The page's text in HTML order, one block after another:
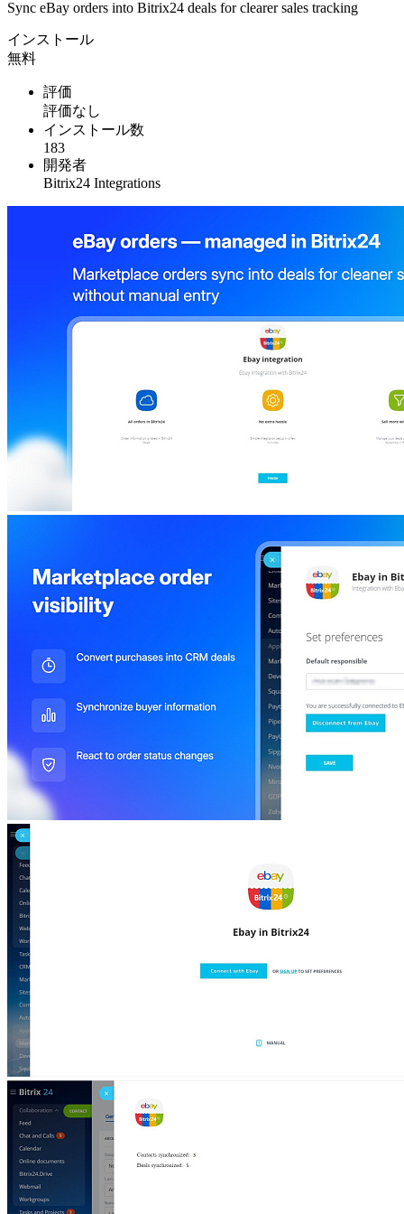
Sync eBay orders into Bitrix24 deals for clearer sales tracking
インストール
無料
評価
評価なし
インストール数
183
開発者
Bitrix24 Integrations